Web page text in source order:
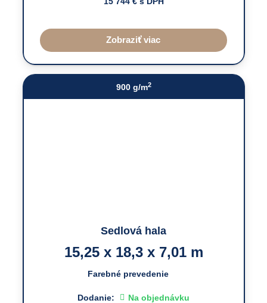
Zobraziť viac
900 g/m2
Sedlová hala
15,25 x 18,3 x 7,01 m
Farebné prevedenie
Dodanie: Na objednávku